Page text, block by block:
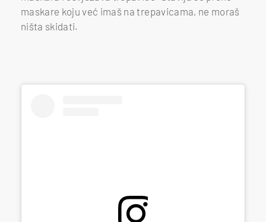
maskare koju već imaš na trepavicama, ne moraš
ništa skidati.